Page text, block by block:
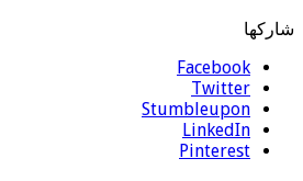
شاركها
Facebook
Twitter
Stumbleupon
LinkedIn
Pinterest